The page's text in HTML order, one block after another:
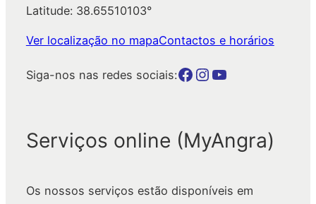
Latitude: 38.65510103°
Ver localização no mapaContactos e horários
Siga-nos nas redes sociais:Botão para a página da autarquia no Facebook Botão para a página da autarquia no Instagram Botão para a página da autarquia no Youtube
Serviços online (MyAngra)
Os nossos serviços estão disponíveis em